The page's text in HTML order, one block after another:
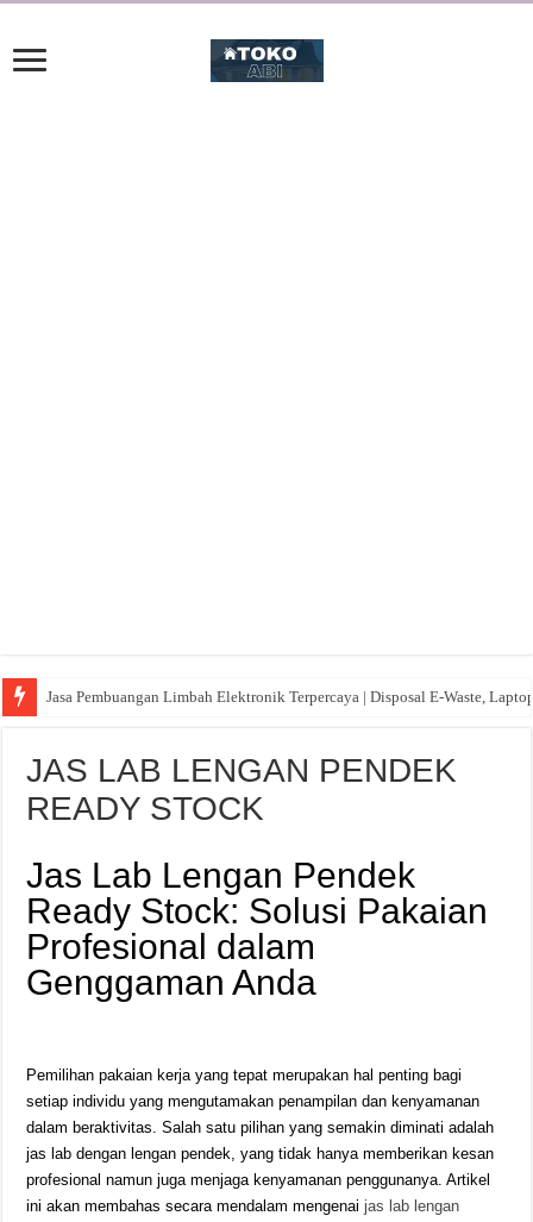
Jasa Pembuangan Limbah Elektronik Terpercaya | Disposal E-Waste,
JAS LAB LENGAN PENDEK
READY STOCK
Jas Lab Lengan Pendek
Ready Stock: Solusi Pakaian
Profesional dalam
Genggaman Anda
Pemilihan pakaian kerja yang tepat merupakan hal penting bagi
setiap individu yang mengutamakan penampilan dan kenyamanan
dalam beraktivitas. Salah satu pilihan yang semakin diminati adalah
jas lab dengan lengan pendek, yang tidak hanya memberikan kesan
profesional namun juga menjaga kenyamanan penggunanya. Artikel
ini akan membahas secara mendalam mengenaijas lab lengan